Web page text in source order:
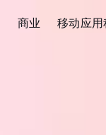
商业 移动应用